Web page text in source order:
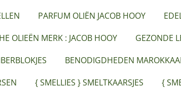
PARFUM OLIËN JACOB HOOY
OLIEËN MERK : JACOB HOOY
GEZONDE
BENODIGDHEDEN
{ SMELLIES } SMELTKAARSJES
{